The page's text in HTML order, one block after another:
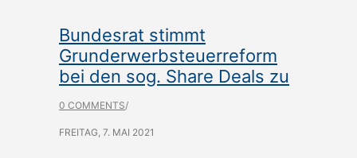
Bundesrat stimmt
Grunderwerbsteuerreform
bei den sog. Share Deals zu
0 COMMENTS/
FREITAG, 7. MAI 2021